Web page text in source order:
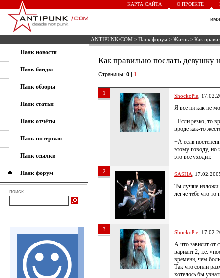
КАРТА САЙТА О ПРОЕКТЕ
ANTIPUNK/COM > Панк форум > Жизнь > Как
Панк новости
Панк банды
Панк обзоры
Панк статьи
Панк отчёты
Панк интервью
Панк ссылки
Панк форум
поиск
Как правильно послать девушку
Страницы: 0 | 1
1 ShockoPie ,
Я все ни как не
+Если резко, то
вроде как-то
+А если
этому поводу, но
это все уходит.
2 SASHA ,
Ты лучше изложи
легче тебе что то
3 ShockoPie ,
А что зависит от
вариант 2, т.е.
времени, чем
Так что сопли
хотелось бы